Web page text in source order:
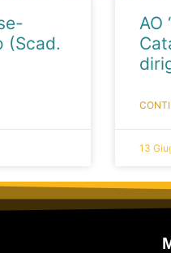
(Scad.
AO
13